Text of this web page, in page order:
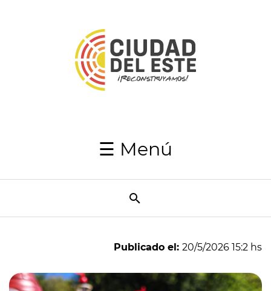
☰ Menú
Publicado el: 20/5/2026 15:2 hs